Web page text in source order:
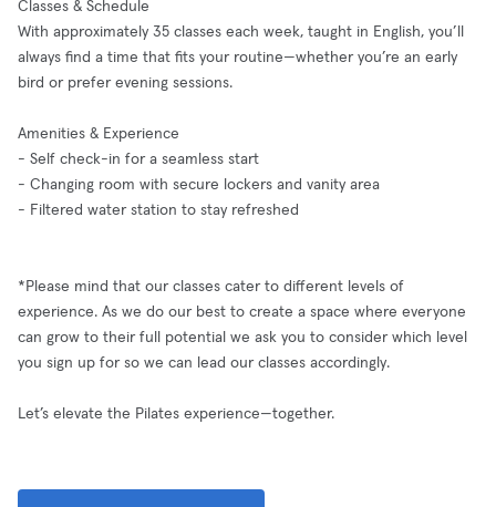
Classes & Schedule
With approximately 35 classes each week, taught in English, you’ll
always find a time that fits your routine—whether you’re an early
bird or prefer evening sessions.
Amenities & Experience
- Self check-in for a seamless start
- Changing room with secure lockers and vanity area
- Filtered water station to stay refreshed
*Please mind that our classes cater to different levels of
experience. As we do our best to create a space where everyone
can grow to their full potential we ask you to consider which level
you sign up for so we can lead our classes accordingly.
Let’s elevate the Pilates experience—together.